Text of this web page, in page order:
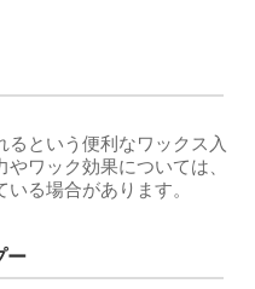
という便利なワックス入
ワック効果については、
る場合があります。
ー